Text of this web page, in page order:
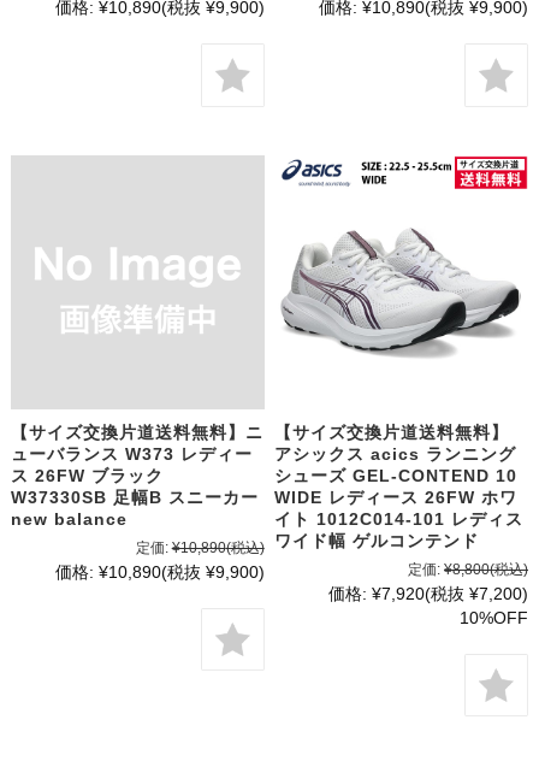
価格: ¥10,890(税抜 ¥9,900) 価格: ¥10,890(税抜 ¥9,900)
【サイズ交換片道送料無料】ニ
ューバランス W373 レディー
ス 26FW ブラック
W37330SB 足幅B スニーカー
new balance
定価: ¥10,890(税込)
価格: ¥10,890(税抜 ¥9,900)
【サイズ交換片道送料無料】
アシックス acics ランニング
シューズ GEL-CONTEND 10
WIDE レディース 26FW ホワ
イト 1012C014-101 レディス
ワイド幅 ゲルコンテンド
定価: ¥8,800(税込)
価格: ¥7,920(税抜 ¥7,200)
10%OFF